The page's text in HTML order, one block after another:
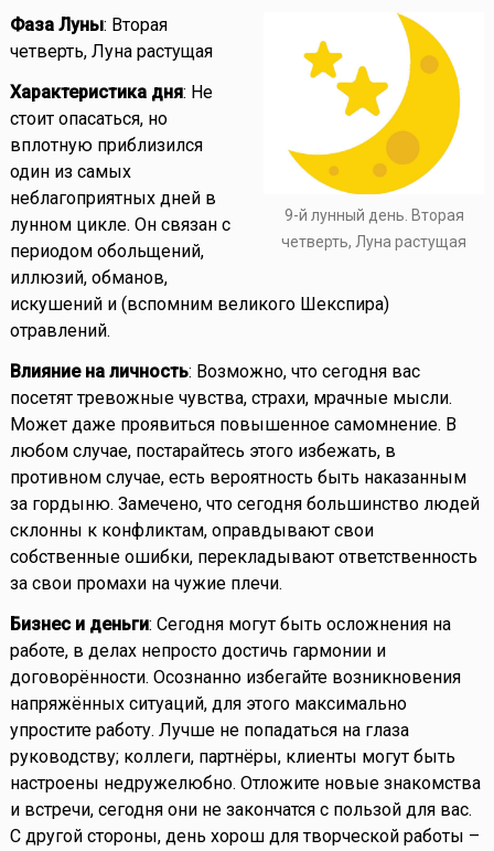
9-й лунный день. Вторая
четверть, Луна растущая
Фаза Луны: Вторая
четверть, Луна растущая
Характеристика дня: Не
стоит опасаться, но
вплотную приблизился
один из самых
неблагоприятных дней в
лунном цикле. Он связан с
периодом обольщений,
иллюзий, обманов,
искушений и (вспомним великого Шекспира)
отравлений.
Влияние на личность: Возможно, что сегодня вас
посетят тревожные чувства, страхи, мрачные мысли.
Может даже проявиться повышенное самомнение. В
любом случае, постарайтесь этого избежать, в
противном случае, есть вероятность быть наказанным
за гордыню. Замечено, что сегодня большинство людей
склонны к конфликтам, оправдывают свои
собственные ошибки, перекладывают ответственность
за свои промахи на чужие плечи.
Бизнес и деньги: Сегодня могут быть осложнения на
работе, в делах непросто достичь гармонии и
договорённости. Осознанно избегайте возникновения
напряжённых ситуаций, для этого максимально
упростите работу. Лучше не попадаться на глаза
руководству; коллеги, партнёры, клиенты могут быть
настроены недружелюбно. Отложите новые знакомства
и встречи, сегодня они не закончатся с пользой для вас.
С другой стороны, день хорош для творческой работы –